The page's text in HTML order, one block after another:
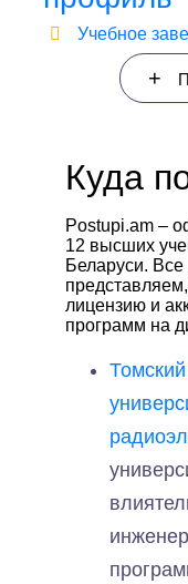
Учебное
+
Куда
Postupi.am –
12 высших
Беларуси.
лицензию и
программ на